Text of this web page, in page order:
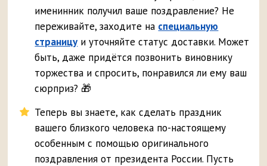
именинник получил ваше поздравление? Не
переживайте, заходите на специальную
страницуи уточняйте статус доставки. Может
быть, даже придётся позвонить виновнику
торжества и спросить, понравился ли ему ваш
сюрприз? 🎁
Теперь вы знаете, как сделать праздник
вашего близкого человека по-настоящему
особенным с помощью оригинального
поздравления от президента России. Пусть